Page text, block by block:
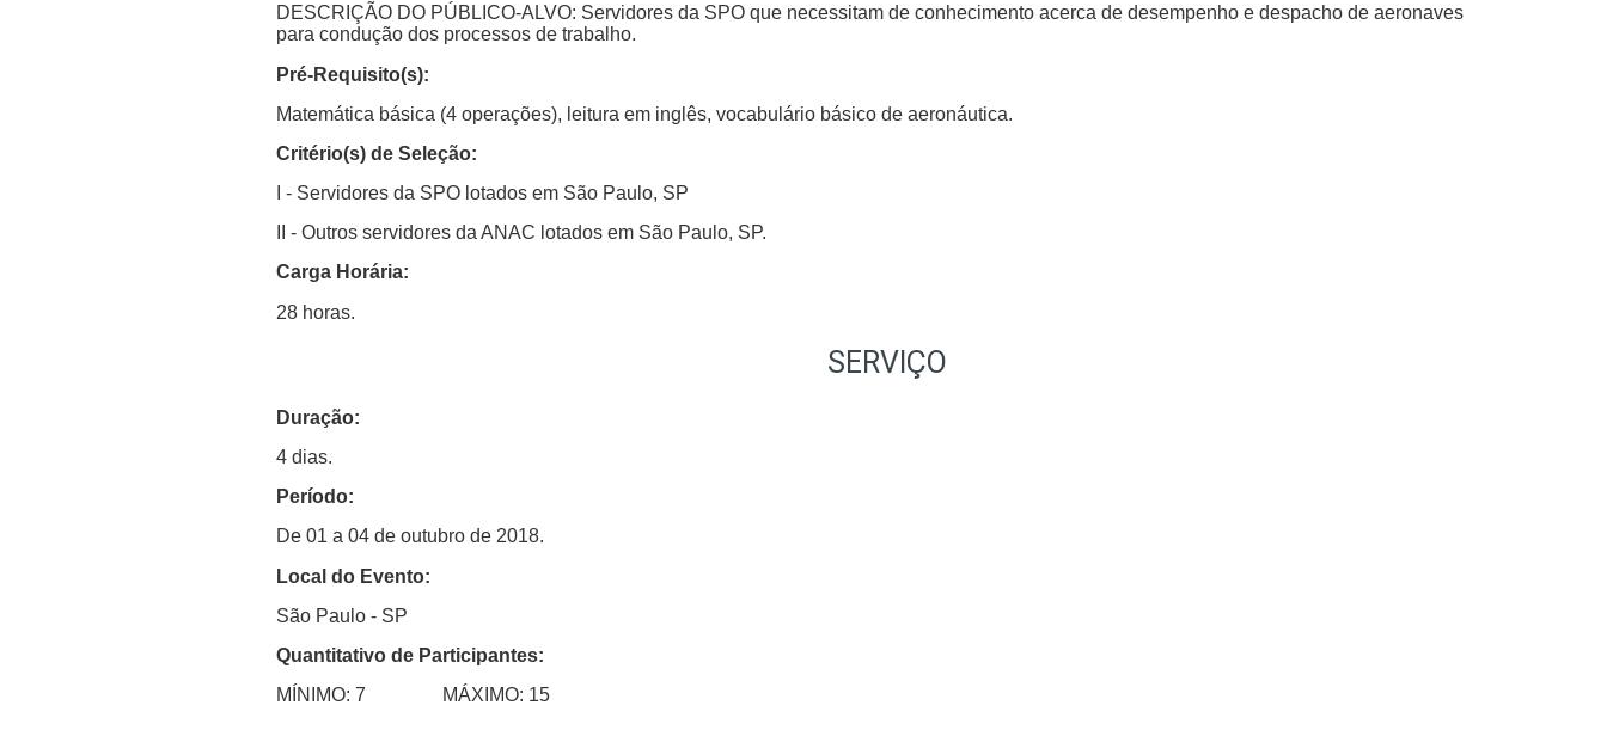
DESCRIÇÃO DO PÚBLICO-ALVO: Servidores da SPO que necessitam de conhecimento acerca de desempenho e despacho de aeronaves
para condução dos processos de trabalho.
Pré-Requisito(s):
Matemática básica (4 operações), leitura em inglês, vocabulário básico de aeronáutica.
Critério(s) de Seleção:
I - Servidores da SPO lotados em São Paulo, SP
II - Outros servidores da ANAC lotados em São Paulo, SP.
Carga Horária:
28 horas.
SERVIÇO
Duração:
4 dias.
Período:
De 01 a 04 de outubro de 2018.
Local do Evento:
São Paulo - SP
Quantitativo de Participantes:
MÍNIMO: 7 MÁXIMO: 15